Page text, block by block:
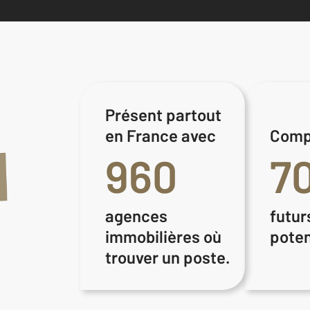
Présent partout
en France avec
960
agences
immobilières où
trouver un poste.